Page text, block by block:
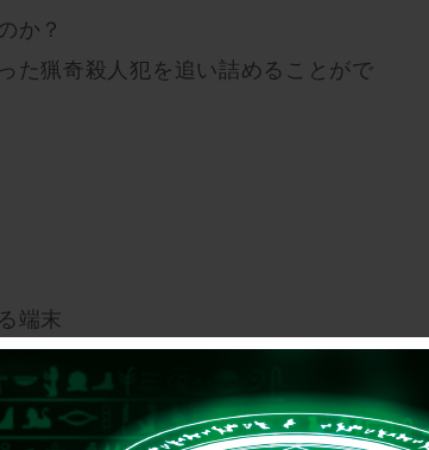
か？
た猟奇殺人犯を追い詰めることがで
端末